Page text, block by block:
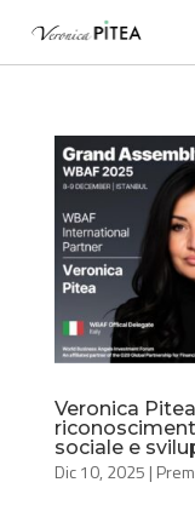
Veronica
sociale e
Dic 10, 2025 |